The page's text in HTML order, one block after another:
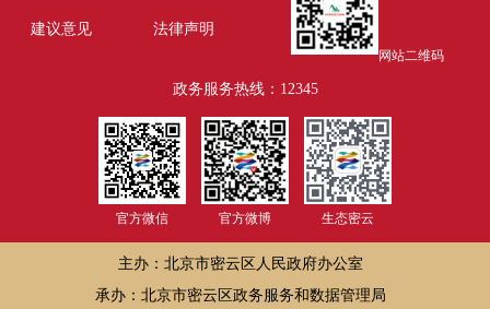
建议意见 法律声明
网站二维码
政务服务热线：12345
官方微信 官方微博 生态密云
主办：北京市密云区人民政府办公室
承办：北京市密云区政务服务和数据管理局